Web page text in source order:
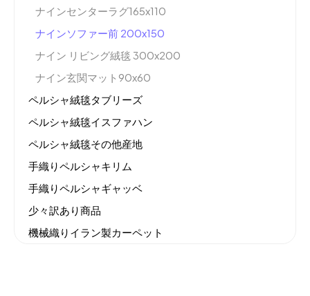
ナインセンターラグ165x110
ナインソファー前 200x150
ナイン リビング絨毯 300x200
ナイン玄関マット90x60
ペルシャ絨毯タブリーズ
ペルシャ絨毯イスファハン
ペルシャ絨毯その他産地
手織りペルシャキリム
手織りペルシャギャッベ
少々訳あり商品
機械織りイラン製カーペット